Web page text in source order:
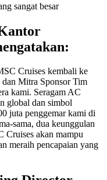
sangat besar
Cruises kembali ke
Mitra Sponsor Tim
kami. Seragam AC
global dan simbol
juta penggemar kami di
sama, dua keunggulan
Cruises akan mampu
meraih pencapaian yang